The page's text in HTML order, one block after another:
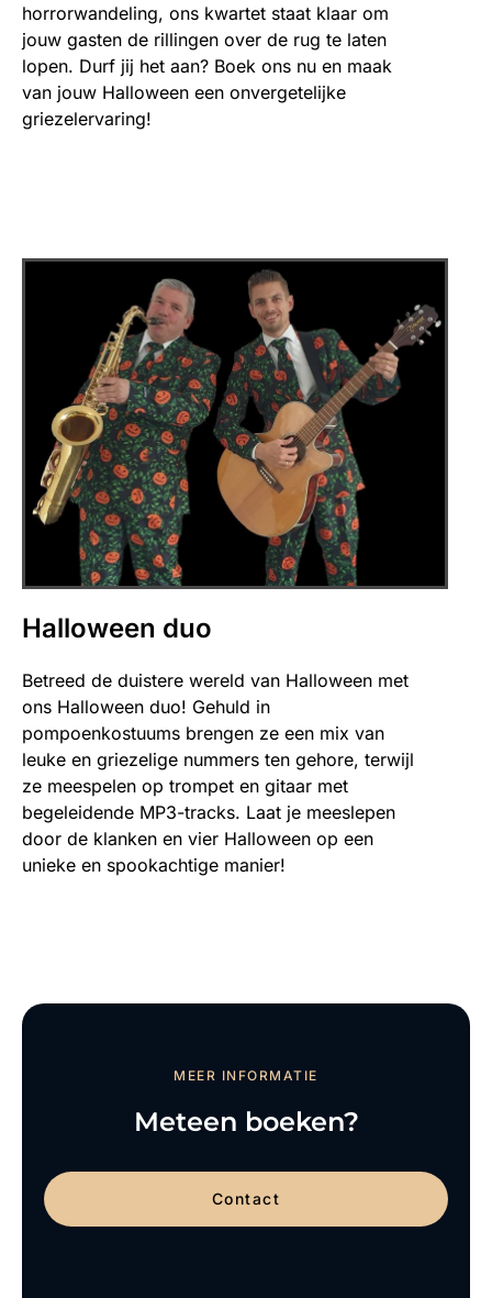
horrorwandeling, ons kwartet staat klaar om
jouw gasten de rillingen over de rug te laten
lopen. Durf jij het aan? Boek ons nu en maak
van jouw Halloween een onvergetelijke
griezelervaring!
Halloween duo
Betreed de duistere wereld van Halloween met
ons Halloween duo! Gehuld in
pompoenkostuums brengen ze een mix van
leuke en griezelige nummers ten gehore, terwijl
ze meespelen op trompet en gitaar met
begeleidende MP3-tracks. Laat je meeslepen
door de klanken en vier Halloween op een
unieke en spookachtige manier!
MEER INFORMATIE
Meteen boeken?
Contact